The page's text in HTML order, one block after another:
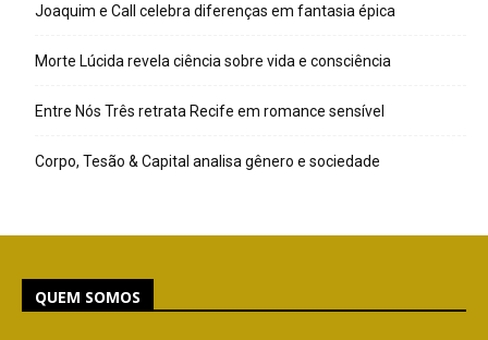
Joaquim e Call celebra diferenças em fantasia épica
Morte Lúcida revela ciência sobre vida e consciência
Entre Nós Três retrata Recife em romance sensível
Corpo, Tesão & Capital analisa gênero e sociedade
QUEM SOMOS